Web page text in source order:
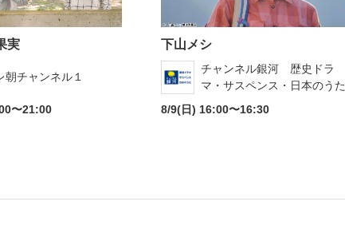
実
朝チャンネル１
〜21:00
下山メシ
チャンネル銀河 歴史ドラ
マ・サスペンス・日本のうた
8/9(日) 16:00〜16:30